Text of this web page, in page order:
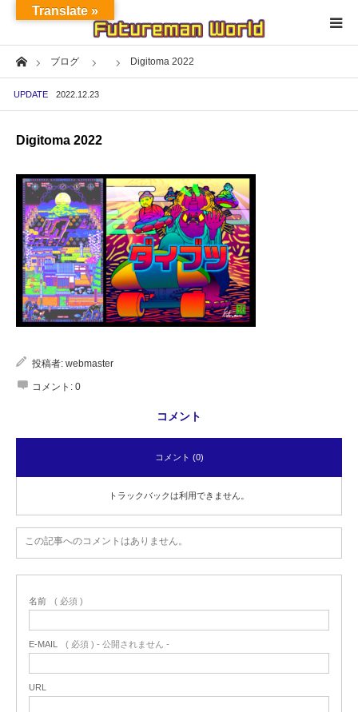
Homeブログ Digitoma 2022
UPDATE 2022.12.23
Digitoma 2022
投稿者: webmaster
コメント: 0
コメント
コメント (0)
トラックバックは利用できません。
この記事へのコメントはありません。
名前 ( 必須 )
E-MAIL ( 必須 ) - 公開されません -
URL
Home
About
NFT★HEXA
Exhibition
Project
Character
Twitter
Translate »